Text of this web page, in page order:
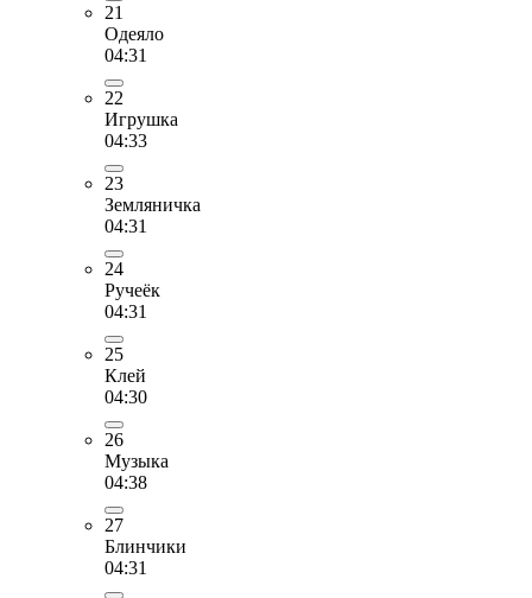
21
Одеяло
04:31
22
Игрушка
04:33
23
Земляничка
04:31
24
Ручеёк
04:31
25
Клей
04:30
26
Музыка
04:38
27
Блинчики
04:31